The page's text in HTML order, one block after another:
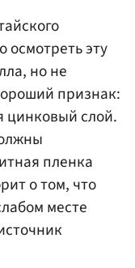
эту
но не
признак:
цинковый слой.
пленка
о том, что
месте